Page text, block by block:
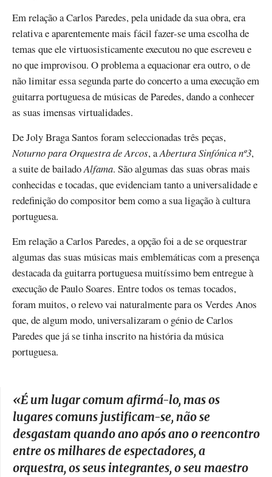
Em relação a Carlos Paredes, pela unidade da sua obra, era
relativa e aparentemente mais fácil fazer-se uma escolha de
temas que ele virtuosisticamente executou no que escreveu e
no que improvisou. O problema a equacionar era outro, o de
não limitar essa segunda parte do concerto a uma execução em
guitarra portuguesa de músicas de Paredes, dando a conhecer
as suas imensas virtualidades.
De Joly Braga Santos foram seleccionadas três peças,
Noturno para Orquestra de Arcos, aAbertura Sinfónica nº3,
a suite de bailadoAlfama. São algumas das suas obras mais
conhecidas e tocadas, que evidenciam tanto a universalidade e
redefinição do compositor bem como a sua ligação à cultura
portuguesa.
Em relação a Carlos Paredes, a opção foi a de se orquestrar
algumas das suas músicas mais emblemáticas com a presença
destacada da guitarra portuguesa muitíssimo bem entregue à
execução de Paulo Soares. Entre todos os temas tocados,
foram muitos, o relevo vai naturalmente para os Verdes Anos
que, de algum modo, universalizaram o génio de Carlos
Paredes que já se tinha inscrito na história da música
portuguesa.
«É um lugar comum afirmá-lo, mas os
lugares comuns justificam-se, não se
desgastam quando ano após ano o reencontro
entre os milhares de espectadores, a
orquestra, os seus integrantes, o seu maestro